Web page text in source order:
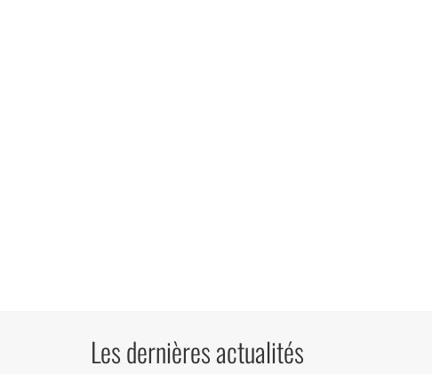
Les dernières actualités